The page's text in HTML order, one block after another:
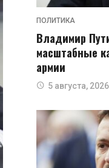
ПОЛИТИКА
Владимир
масштабные
армии
5 августа, 2026